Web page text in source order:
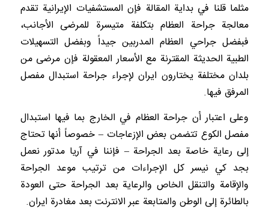
مثلما قلنا في بداية المقالة فإن المستشفيات الإيرانية تقدم
معالجة جراحة العظام بتكلفة متيسرة للمرضى الأجانب،
فبفضل جراحي العظام المدربين جيداً وبفضل التسهيلات
الطبية الحديثة المقترنة مع الأسعار المعقولة فإن مرضى من
بلدان مختلفة يختارون ايران لإجراء جراحة استبدال مفصل
المرفق فيها.
وعلى اعتبار أن جراحة العظام في الخارج بما فيها استبدال
مفصل الكوع تتضمن بعض الإزعاجات – خصوصاً أنها تحتاج
إلى رعاية خاصة بعد الجراحة – فإننا في آريا مدتور نعمل
بجد كي نيسر كل الإجراءات من ترتيب موعد الجراحة
والإقامة والتنقل الخاص والرعاية بعد الجراحة حتى العودة
بالطائرة إلى الوطن والمتابعة عبر الانترنت بعد مغادرة ايران.